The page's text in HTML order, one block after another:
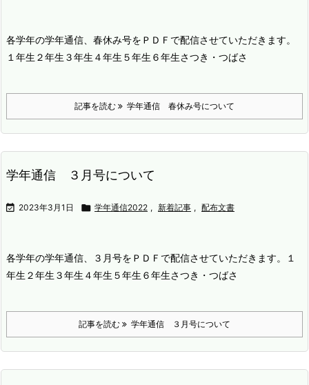
各学年の学年通信、春休み号をＰＤＦで配信させていただきます。
１年生 ２年生 ３年生 ４年生 ５年生 ６年生さつき・つばさ
記事を読む 学年通信 春休み号について
学年通信 ３月号について
 2023年3月1日  学年通信2022 , 新着記事 , 配布文書
各学年の学年通信、３月号をＰＤＦで配信させていただきます。
１
年生 ２年生 ３年生 ４年生 ５年生 ６年生さつき・つばさ
記事を読む 学年通信 ３月号について